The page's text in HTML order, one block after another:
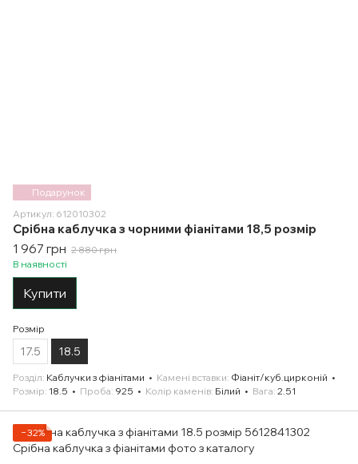
Подарунок
Артикул: 612010302
Срібна каблучка з чорними фіанітами 18,5 розмір
1 967 грн 2 880 грн
В наявності
Купити
Розмір
17.5 18.5
Розділ Каблучки з фіанітами Камені вставки Фіаніт/куб.цирконій
Розмір 18.5 Проба 925 Колір каменів Білий Вага 2.51
−32%